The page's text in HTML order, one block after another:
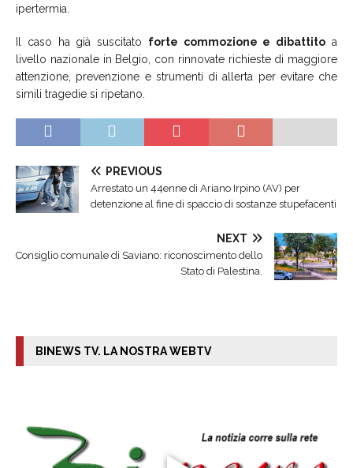
ipertermia.
Il caso ha già suscitato forte commozione e dibattito a
livello nazionale in Belgio, con rinnovate richieste di maggiore
attenzione, prevenzione e strumenti di allerta per evitare che
simili tragedie si ripetano.
PREVIOUS
Arrestato un 44enne di Ariano Irpino (AV) per
detenzione al fine di spaccio di sostanze stupefacenti
NEXT
Consiglio comunale di Saviano: riconoscimento dello
Stato di Palestina.
BINEWS TV. LA NOSTRA WEBTV